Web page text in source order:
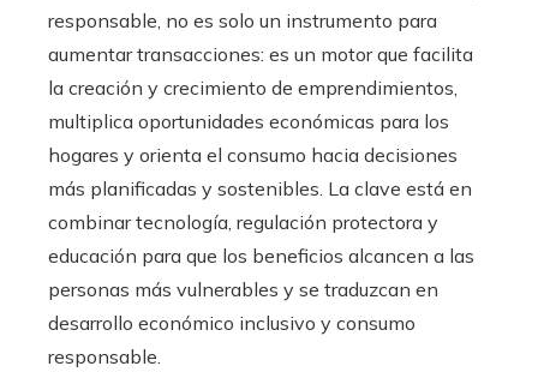
responsable, no es solo un instrumento para
aumentar transacciones: es un motor que facilita
la creación y crecimiento de emprendimientos,
multiplica oportunidades económicas para los
hogares y orienta el consumo hacia decisiones
más planificadas y sostenibles. La clave está en
combinar tecnología, regulación protectora y
educación para que los beneficios alcancen a las
personas más vulnerables y se traduzcan en
desarrollo económico inclusivo y consumo
responsable.